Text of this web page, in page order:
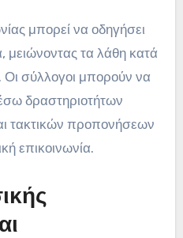
μπορεί να οδηγήσει
μειώνοντας τα λάθη κατά
σύλλογοι μπορούν να
δραστηριοτήτων
τακτικών προπονήσεων
επικοινωνία.